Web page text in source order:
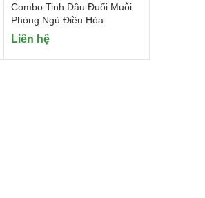
Combo Tinh Dầu Đuổi Muỗi
Phòng Ngủ Điều Hòa
Liên hệ